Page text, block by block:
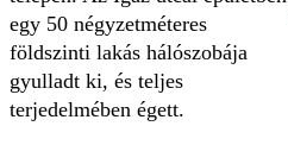
egy 50 négyzetméteres
földszinti lakás hálószobája
gyulladt ki, és teljes
terjedelmében égett.